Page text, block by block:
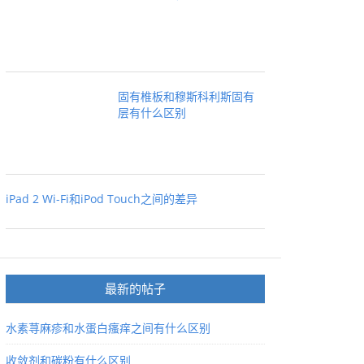
固有椎板和穆斯科利斯固有
层有什么区别
iPad 2 Wi-Fi和iPod Touch之间的差异
最新的帖子
水素荨麻疹和水蛋白瘙痒之间有什么区别
收敛剂和碳粉有什么区别